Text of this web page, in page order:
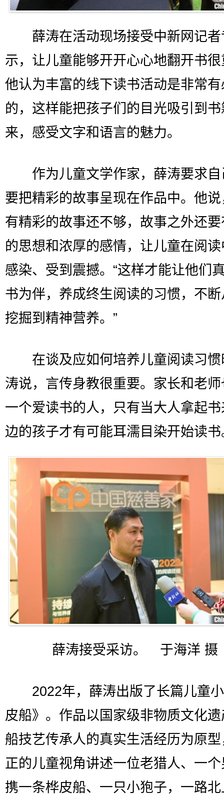
薛涛在活动现场接受中新网记者
示，让儿童能够开开心心地翻开书
他认为丰富的线下读书活动是非常
的，这样能把孩子们的目光吸引到
来，感受文字和语言的魅力。
作为儿童文学作家，薛涛要求自
要把精彩的故事呈现在作品中。他
有精彩的故事还不够，故事之外还
的思想和浓厚的感情，让儿童在阅
感染、受到震撼。“这样才能让他们
书为伴，养成终生阅读的习惯，不
挖掘到精神营养。”
在谈及应如何培养儿童阅读习惯
涛说，言传身教很重要。家长和老
一个爱读书的人，只有当大人拿起
边的孩子才有可能耳濡目染开始读书
薛涛接受采访。 于海洋 摄
2022年，薛涛出版了长篇儿童
皮船》。作品以国家级非物质文化
船技艺传承人的真实生活经历为原
正的儿童视角讲述一位老猎人、一
携一条桦皮船、一只小狍子，一路